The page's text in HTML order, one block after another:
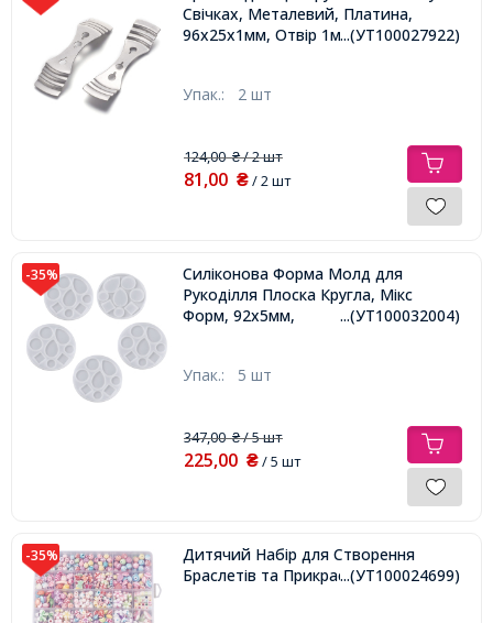
Свічках, Металевий, Платина,
96х25х1мм, Отвір 1мм, 6мм, 9мм,
...(УТ100027922)
Упак.: 2 шт
124,00₴/ 2 шт
81,00 ₴/ 2 шт
-35%
Силіконова Форма Молд для
Рукоділля Плоска Кругла, Мікс
Форм, 92х5мм,
...(УТ100032004)
Упак.: 5 шт
347,00₴/ 5 шт
225,00 ₴/ 5 шт
-35%
Дитячий Набір для Створення
Браслетів та Прикрас, 680шт/набір
...(УТ100024699)